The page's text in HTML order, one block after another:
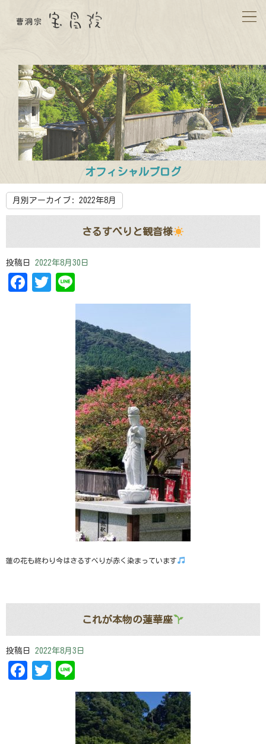
オフィシャルブログ
月別アーカイブ: 2022年8月
さるすべりと観音様
投稿日 2022年8月30日
Facebook
Twitter
蓮の花も終わり今はさるすべりが赤く染まっています
これが本物の蓮華座
投稿日 2022年8月3日
Facebook
Twitter